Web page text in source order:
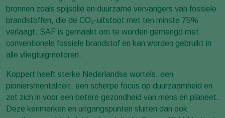
bronnen zoals spijsolie en duurzame vervangers van fossiele
brandstoffen, die de CO₂-uitstoot met ten minste 75%
verlaagt. SAF is gemaakt om te worden gemengd met
conventionele fossiele brandstof en kan worden gebruikt in
alle vliegtuigmotoren.
Koppert heeft sterke Nederlandse wortels, een
pioniersmentaliteit, een scherpe focus op duurzaamheid en
zet zich in voor een betere gezondheid van mens en planeet.
Deze kenmerken en uitgangspunten sluiten dan ook